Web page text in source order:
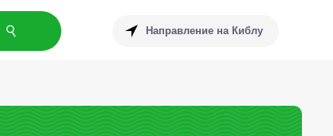
Направление на Киблу